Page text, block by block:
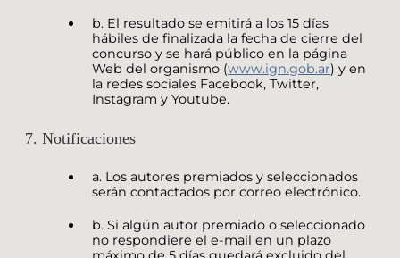
b. El resultado se emitirá a los 15 días
hábiles de finalizada la fecha de cierre del
concurso y se hará público en la página
Web del organismo (www.ign.gob.ar) y en
la redes sociales Facebook, Twitter,
Instagram y Youtube.
7. Notificaciones
a. Los autores premiados y seleccionados
serán contactados por correo electrónico.
b. Si algún autor premiado o seleccionado
no respondiere el e-mail en un plazo